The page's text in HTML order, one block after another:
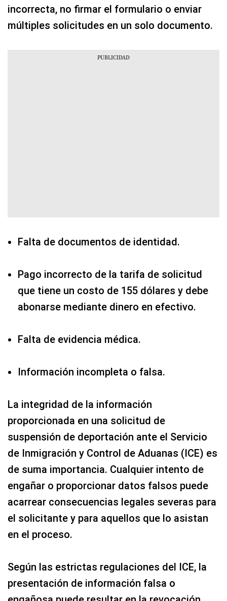
incorrecta, no firmar el formulario o enviar
múltiples solicitudes en un solo documento.
Falta de documentos de identidad.
Pago incorrecto de la tarifa de solicitud
que tiene un costo de 155 dólares y debe
abonarse mediante dinero en efectivo.
Falta de evidencia médica.
Información incompleta o falsa.
La integridad de la información
proporcionada en una solicitud de
suspensión de deportación ante el Servicio
de Inmigración y Control de Aduanas (ICE) es
de suma importancia. Cualquier intento de
engañar o proporcionar datos falsos puede
acarrear consecuencias legales severas para
el solicitante y para aquellos que lo asistan
en el proceso.
Según las estrictas regulaciones del ICE, la
presentación de información falsa o